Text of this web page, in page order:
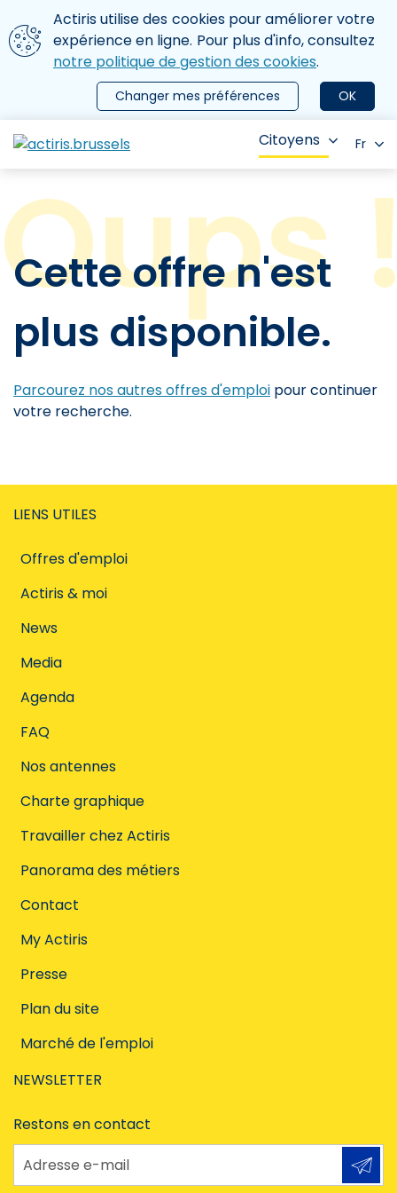
Aller au contenu principal
Nous utilisons des cookies
Actiris utilise des cookies pour améliorer votre
expérience en ligne. Pour plus d'info, consultez
notre politique de gestion des cookies.
OK
Changer mes préférences
le menu
Citoyens Fr
Cette offre n'est
plus disponible.
Parcourez nos autres offres d'emploi pour continuer
votre recherche.
LIENS UTILES
Offres d'emploi
Actiris & moi
News
Media
Agenda
FAQ
Nos antennes
Charte graphique
Travailler chez Actiris
Panorama des métiers
Contact
My Actiris
Presse
Plan du site
Marché de l'emploi
NEWSLETTER
Restons en contact
Adresse e-mail